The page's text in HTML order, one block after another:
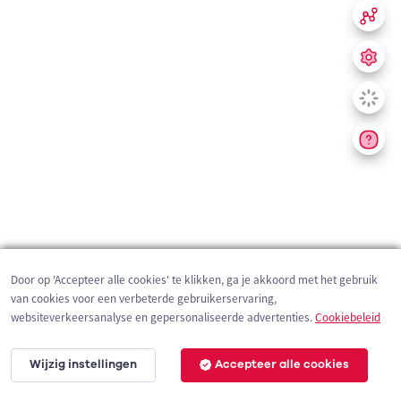
200 m
Door op 'Accepteer alle cookies' te klikken, ga je akkoord met het gebruik
van cookies voor een verbeterde gebruikerservaring,
websiteverkeersanalyse en gepersonaliseerde advertenties.Cookiebeleid
Wijzig instellingen Accepteer alle cookies